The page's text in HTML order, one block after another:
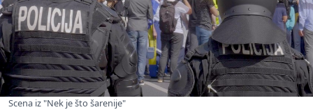
Scena iz "Nek je što šarenije"